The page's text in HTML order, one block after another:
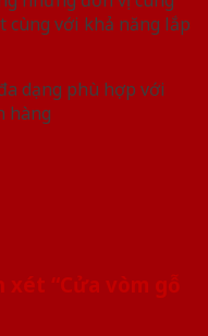
cùng với khả năng lắp
dạng phù hợp với
hàng
“Cửa vòm gỗ